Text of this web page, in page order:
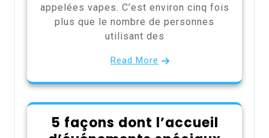
appelées vapes. C’est environ cinq fois
plus que le nombre de personnes
utilisant des
Read More
5 façons dont l’accueil